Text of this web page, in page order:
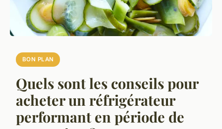
BON PLAN
Quels sont les conseils pour
acheter un réfrigérateur
performant en période de